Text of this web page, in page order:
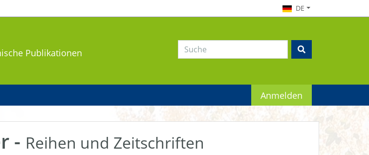
DE
Publikationen
Anmelden
- Reihen und Zeitschriften